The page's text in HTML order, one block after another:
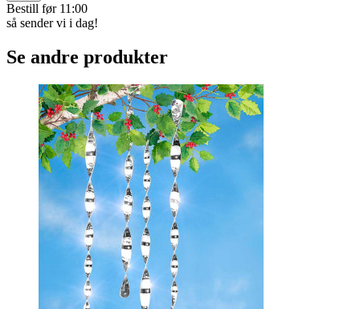
Bestill før 11:00
så sender vi i dag!
Se andre produkter